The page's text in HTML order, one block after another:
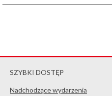
SZYBKI DOSTĘP
Nadchodzące wydarzenia